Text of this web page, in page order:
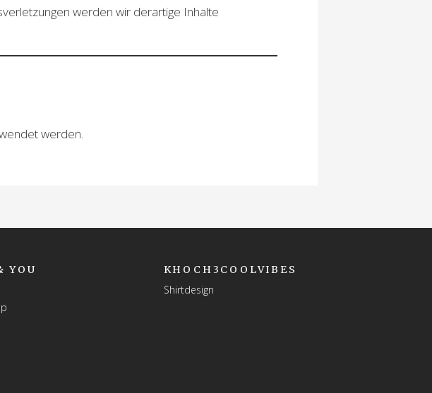
werden wir derartige Inhalte
werden.
YOU KHOCH3COOLVIBES
Shirtdesign